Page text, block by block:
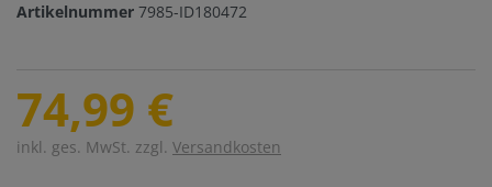
Artikelnummer 7985-ID180472
74,99 €
inkl. ges. MwSt. zzgl. Versandkosten